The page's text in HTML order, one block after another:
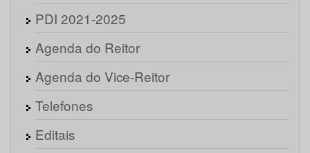
PDI 2021-2025
Agenda do Reitor
Agenda do Vice-Reitor
Telefones
Editais